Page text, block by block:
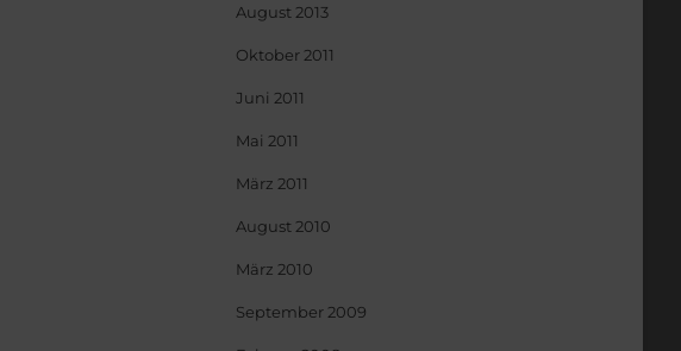
August 2013
Oktober 2011
Juni 2011
Mai 2011
März 2011
August 2010
März 2010
September 2009